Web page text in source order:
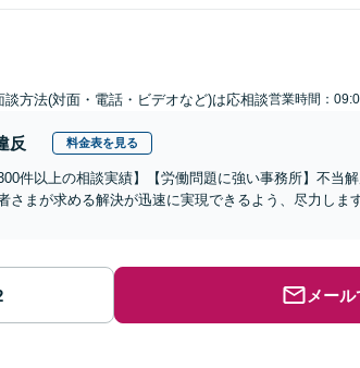
談方法(対面・電話・ビデオなど)は応相談営業時間：
反 料金表を見る
件以上の相談実績】【労働問題に強い事務所】不当
さまが求める解決が迅速に実現できるよう、尽力しま
メー